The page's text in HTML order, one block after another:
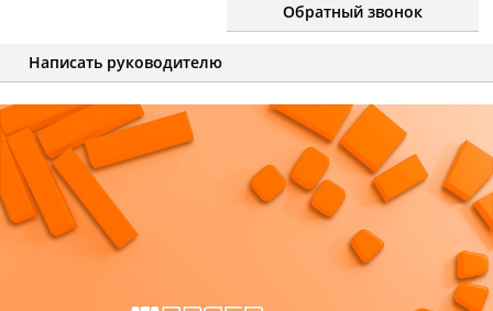
Обратный звонок
Написать руководителю